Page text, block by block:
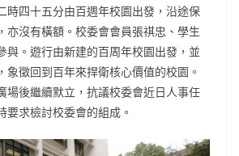
時四十五分由百週年校園出發，沿途保
亦沒有橫額。校委會會員張祺忠、學生
與。遊行由新建的百周年校園出發，並
象徵回到百年來捍衛核心價值的校園。
場後繼續默立，抗議校委會近日人事任
要求檢討校委會的組成。